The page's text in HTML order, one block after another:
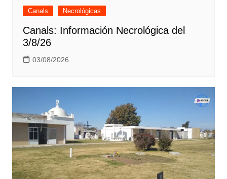
Canals Necrológicas
Canals: Información Necrológica del
3/8/26
03/08/2026